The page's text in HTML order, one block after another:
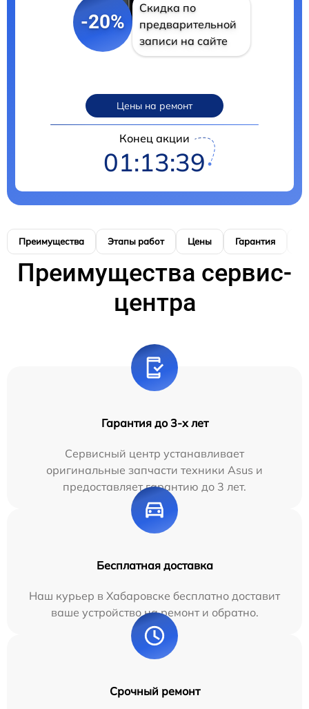
-20%
Скидка по
предварительной
записи на сайте
Цены на ремонт
Конец акции
01:13:38
Преимущества Этапы работ Цены Гарантия
Преимущества сервис-
центра
Гарантия до 3-х лет
Сервисный центр устанавливает
оригинальные запчасти техники Asus и
предоставляет гарантию до 3 лет.
Бесплатная доставка
Наш курьер в Хабаровске бесплатно доставит
ваше устройство на ремонт и обратно.
Срочный ремонт